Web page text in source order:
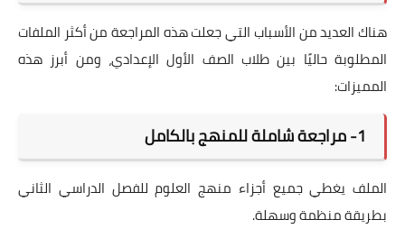
هناك العديد من الأسباب التي جعلت هذه المراجعة من أكثر الملفات
المطلوبة حاليًا بين طلاب الصف الأول الإعدادي، ومن أبرز هذه
المميزات:
1- مراجعة شاملة للمنهج بالكامل
الملف يغطي جميع أجزاء منهج العلوم للفصل الدراسي الثاني
بطريقة منظمة وسهلة.